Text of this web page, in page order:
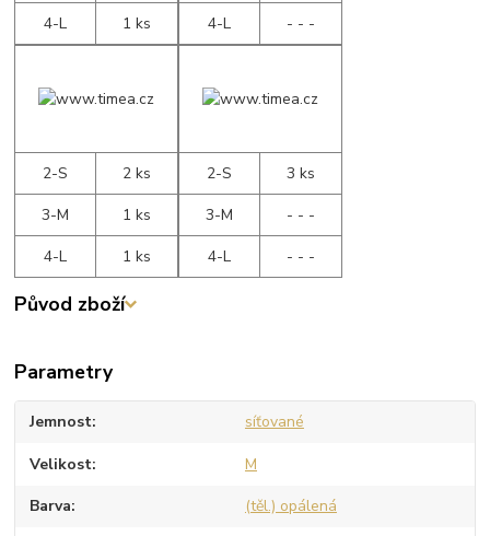
4-L
1 ks
4-L
- - -
2-S
2 ks
3-M
1 ks
4-L
1 ks
2-S
3 ks
3-M
- - -
4-L
- - -
Původ zboží
Parametry
Jemnost síťované
Velikost M
Barva (těl.) opálená